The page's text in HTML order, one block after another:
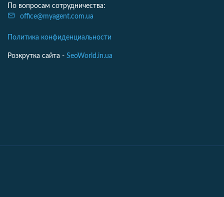
По вопросам сотрудничества:
office@myagent.com.ua
Политика конфиденциальности
Розкрутка сайта - SeoWorld.in.ua